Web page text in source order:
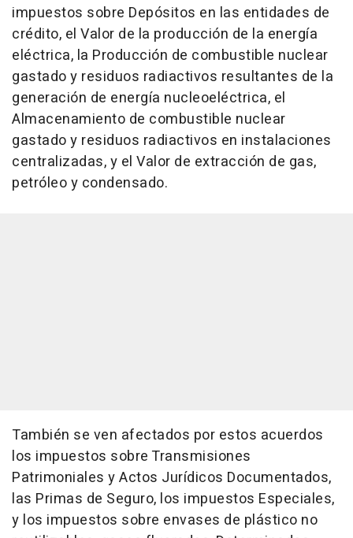
impuestos sobre Depósitos en las entidades de
crédito, el Valor de la producción de la energía
eléctrica, la Producción de combustible nuclear
gastado y residuos radiactivos resultantes de la
generación de energía nucleoeléctrica, el
Almacenamiento de combustible nuclear
gastado y residuos radiactivos en instalaciones
centralizadas, y el Valor de extracción de gas,
petróleo y condensado.
También se ven afectados por estos acuerdos
los impuestos sobre Transmisiones
Patrimoniales y Actos Jurídicos Documentados,
las Primas de Seguro, los impuestos Especiales,
y los impuestos sobre envases de plástico no